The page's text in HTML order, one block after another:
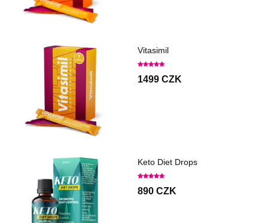
Vitasimil
1499 CZK
Keto Diet Drops
890 CZK